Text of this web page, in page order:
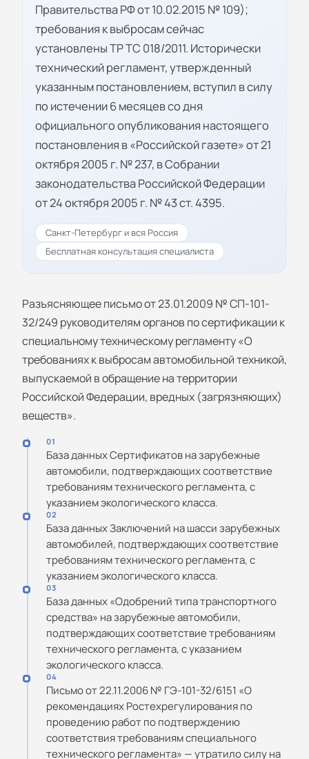
Правительства РФ от 10.02.2015 № 109);
требования к выбросам сейчас
установлены ТР ТС 018/2011. Исторически
технический регламент, утвержденный
указанным постановлением, вступил в силу
по истечении 6 месяцев со дня
официального опубликования настоящего
постановления в «Российской газете» от 21
октября 2005 г. № 237, в Собрании
законодательства Российской Федерации
от 24 октября 2005 г. № 43 ст. 4395.
Санкт-Петербург и вся Россия
Бесплатная консультация специалиста
Разъясняющее письмо от 23.01.2009 № СП-101-
32/249 руководителям органов по сертификации к
специальному техническому регламенту «О
требованиях к выбросам автомобильной техникой,
выпускаемой в обращение на территории
Российской Федерации, вредных (загрязняющих)
веществ».
01
База данных Сертификатов на зарубежные
автомобили, подтверждающих соответствие
требованиям технического регламента, с
указанием экологического класса.
02
База данных Заключений на шасси зарубежных
автомобилей, подтверждающих соответствие
требованиям технического регламента, с
указанием экологического класса.
03
База данных «Одобрений типа транспортного
средства» на зарубежные автомобили,
подтверждающих соответствие требованиям
технического регламента, с указанием
экологического класса.
04
Письмо от 22.11.2006 № ГЭ-101-32/6151 «О
рекомендациях Ростехрегулирования по
проведению работ по подтверждению
соответствия требованиям специального
технического регламента» — утратило силу на